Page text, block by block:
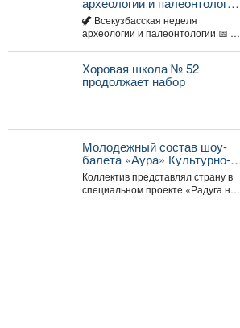
С 10 по 16 августа 2026 года
в музеях Кузбасса пройдет
Неделя археологии и
палеонтологии,
приуроченная ко Дню
археолога (15 августа) и Дню
палеон
🦖 Всекузбасская неделя
археологии и палеонтологии 📅 С
Хоровая школа № 52
продолжает набор
Молодежный состав шоу-
балета «Аура» Культурно-
спортивного центра
металлургов победил в
международном конкурсе
Коллектив представлял страну в
специальном проекте «Радуга над